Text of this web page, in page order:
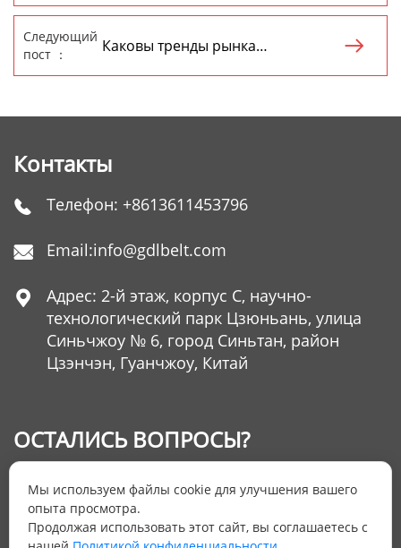
Следующий
пост ：
Каковы тренды рынка

Контакты
 Телефон: +8613611453796
 Email:info@gdlbelt.com

Адрес: 2-й этаж, корпус C, научно-
технологический парк Цзюньань, улица
Синьчжоу № 6, город Синьтан, район
Цзэнчэн, Гуанчжоу, Китай
ОСТАЛИСЬ ВОПРОСЫ?
ответим на них
Мы используем файлы cookie для улучшения вашего
опыта просмотра.
Продолжая использовать этот сайт, вы соглашаетесь с